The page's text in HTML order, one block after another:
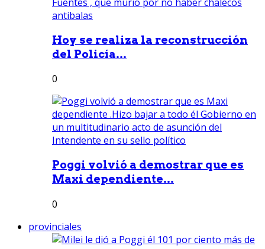
Hoy se realiza la reconstrucción
del Policía...
0
Poggi volvió a demostrar que es
Maxi dependiente...
0
provinciales